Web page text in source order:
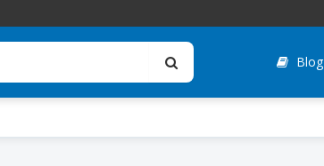
Blog